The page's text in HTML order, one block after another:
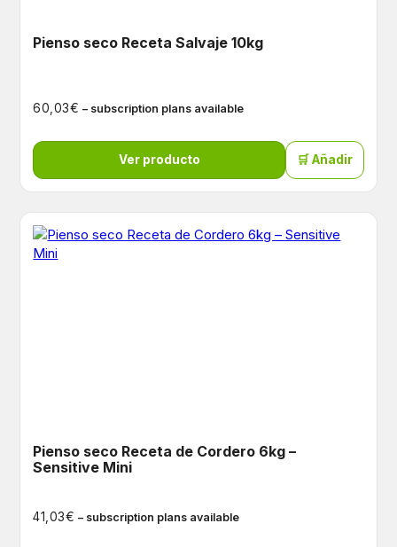
Pienso seco Receta Salvaje 10kg
60,03€ – subscription plans available
Ver producto 🛒 Añadir
Pienso seco Receta de Cordero 6kg –
Sensitive Mini
41,03€ – subscription plans available